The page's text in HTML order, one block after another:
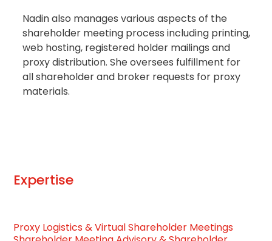
Nadin also manages various aspects of the
shareholder meeting process including printing,
web hosting, registered holder mailings and
proxy distribution. She oversees fulfillment for
all shareholder and broker requests for proxy
materials.
Expertise
Proxy Logistics & Virtual Shareholder Meetings